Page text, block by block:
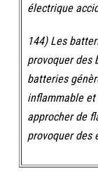
électrique
144) Les
provoquer des
batteries
inflammable
approcher de
provoquer des